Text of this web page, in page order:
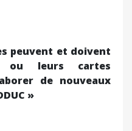
peuvent et doivent
ou leurs cartes
de nouveaux
»